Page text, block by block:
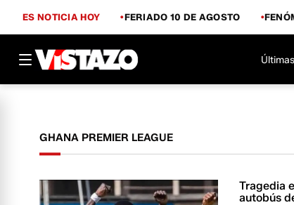
ES NOTICIA HOY FERIADO 10 DE AGOSTO
GHANA PREMIER LEAGUE
Tragedia
autobús